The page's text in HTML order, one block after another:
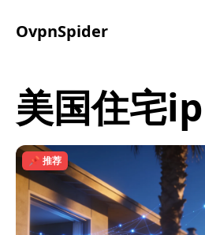
OvpnSpider
美国住宅ip
📌 推荐